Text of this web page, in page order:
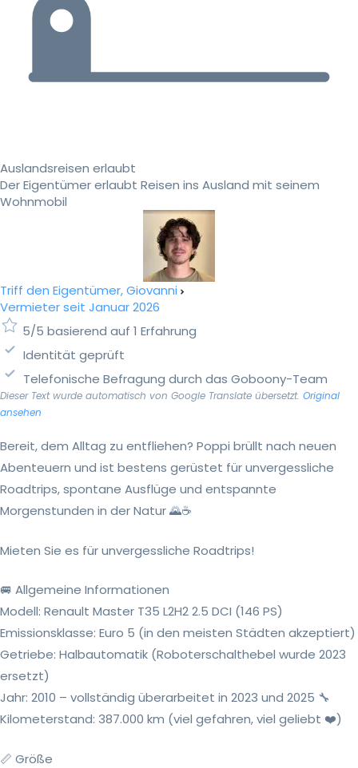
Auslandsreisen erlaubt
Der Eigentümer erlaubt Reisen ins Ausland mit seinem
Wohnmobil
Triff den Eigentümer, Giovanni
Vermieter seit Januar 2026
5/5 basierend auf 1 Erfahrung
Identität geprüft
Telefonische Befragung durch das Goboony-Team
Dieser Text wurde automatisch von Google Translate übersetzt. Original
ansehen
Bereit, dem Alltag zu entfliehen? Poppi brüllt nach neuen
Abenteuern und ist bestens gerüstet für unvergessliche
Roadtrips, spontane Ausflüge und entspannte
Morgenstunden in der Natur 🌄☕
Mieten Sie es für unvergessliche Roadtrips!
🚐 Allgemeine Informationen
Modell: Renault Master T35 L2H2 2.5 DCI (146 PS)
Emissionsklasse: Euro 5 (in den meisten Städten akzeptiert)
Getriebe: Halbautomatik (Roboterschalthebel wurde 2023
ersetzt)
Jahr: 2010 – vollständig überarbeitet in 2023 und 2025 🔧
Kilometerstand: 387.000 km (viel gefahren, viel geliebt ❤️)
📏 Größe